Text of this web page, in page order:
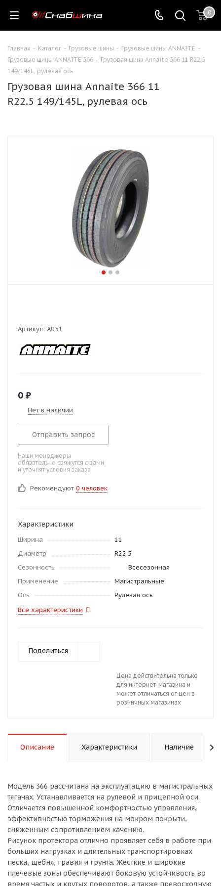
0
Главная - Каталог - Грузовые шины - Грузовые шины ANNAITE -
Грузовые шины ANNAITE 366 - Грузовая шина Annaite 366 11 R22.5
149/145L, рулевая ось
Грузовая шина Annaite 366 11
R22.5 149/145L, рулевая ось
Артикул: А051
0 ₽
Нет в наличии
Отправить запрос
Наши менеджеры
обязательно свяжутся с вами
и уточнят условия заказа
Рекомендуют 0 человек
Характеристики
Ширина
11
Диаметр
R22.5
Сезонность
Всесезонная
Применение
Магистральные
Ось
Рулевая ось
Все характеристики
Поделиться
Цена действительна только
для интернет-магазина и
может отличаться от цен в
розничных магазинах
Описание Характеристики Наличие
Модель 366 рассчитана на эксплуатацию в магистральных
тягачах. Устанавливается на рулевой и прицепной оси.
Отличается повышенной комфортностью управления,
эффективностью торможения на мокром покрыти,
сниженным сопротивлением качению.
Рисунок протектора отлично проявляет себя в работе при
больших нагрузках и длительных транспортировках
песка, щебня, гравия и грунта. Жёсткие и широкие
плечевые зоны обеспечивают боковую устойчивость во
время частых и крутых поворотов, а также превосходную